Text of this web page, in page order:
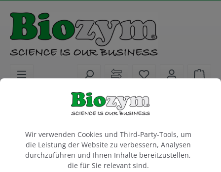
springen
Sie haben 0
DAkkS-akkreditierte Temperatur-Kalibrierungen
DAkkS-akkreditierte Kalibrierung, qPCR-
Cycler
96-Well q(PCR)-Thermocycler
Wir verwenden Cookies und Third-Party-Tools, um
die Leistung der Website zu verbessern, Analysen
durchzuführen und Ihnen Inhalte bereitzustellen,
die für Sie relevant sind.